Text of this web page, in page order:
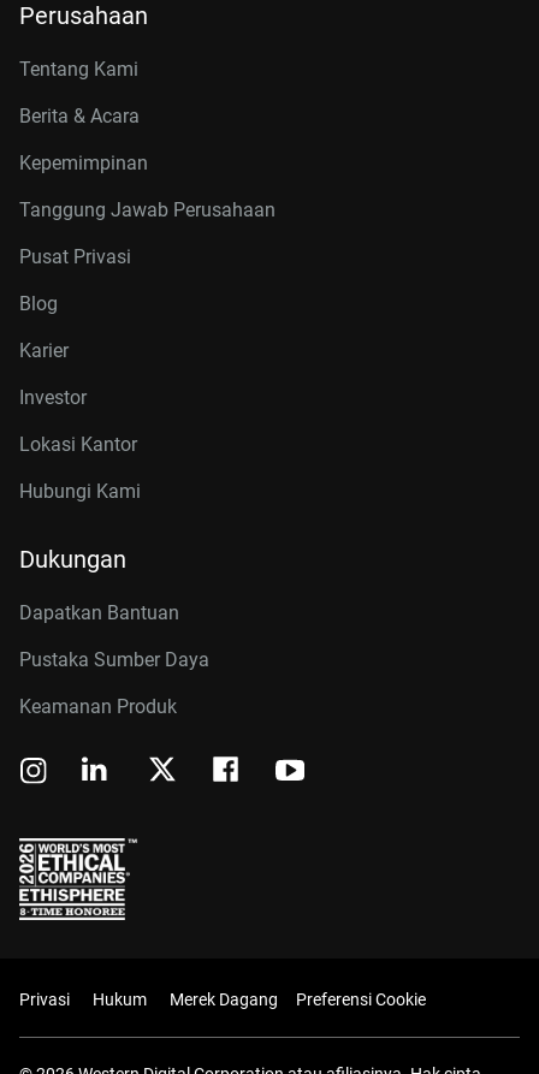
Perusahaan
Tentang Kami
Berita & Acara
Kepemimpinan
Tanggung Jawab Perusahaan
Pusat Privasi
Blog
Karier
Investor
Lokasi Kantor
Hubungi Kami
Dukungan
Dapatkan Bantuan
Pustaka Sumber Daya
Keamanan Produk
Privasi Hukum Merek Dagang Preferensi Cookie